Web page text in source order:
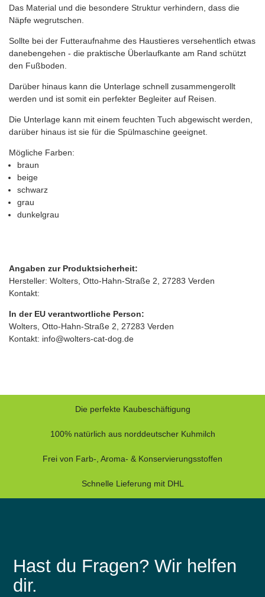
Das Material und die besondere Struktur verhindern, dass die
Näpfe wegrutschen.
Sollte bei der Futteraufnahme des Haustieres versehentlich etwas
danebengehen - die praktische Überlaufkante am Rand schützt
den Fußboden.
Darüber hinaus kann die Unterlage schnell zusammengerollt
werden und ist somit ein perfekter Begleiter auf Reisen.
Die Unterlage kann mit einem feuchten Tuch abgewischt werden,
darüber hinaus ist sie für die Spülmaschine geeignet.
Mögliche Farben:
braun
beige
schwarz
grau
dunkelgrau
Angaben zur Produktsicherheit:
Hersteller: Wolters, Otto‑Hahn‑Straße 2, 27283 Verden
Kontakt:
In der EU verantwortliche Person:
Wolters, Otto‑Hahn‑Straße 2, 27283 Verden
Kontakt: info@wolters-cat-dog.de
Die perfekte Kaubeschäftigung
100% natürlich aus norddeutscher Kuhmilch
Frei von Farb-, Aroma- & Konservierungsstoffen
Schnelle Lieferung mit DHL
Hast du Fragen? Wir helfen
dir.